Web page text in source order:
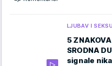
LJUBAV I
5
SRODNA
signale